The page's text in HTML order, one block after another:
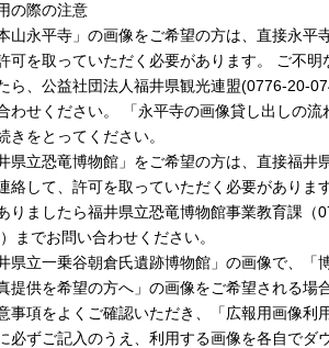
の際の注意
本山永平寺」の画像をご希望の方は、直接永平
可を取っていただく必要があります。 ご不明
ら、公益社団法人福井県観光連盟(0776-20-
わせください。 「永平寺の画像貸し出しの流
きをとってください。
井県立恐竜博物館」をご希望の方は、直接福井
絡して、許可を取っていただく必要がありま
りましたら福井県立恐竜博物館事業教育課（
までお問い合わせください。
井県立一乗谷朝倉氏遺跡博物館」の画像で、「
提供を希望の方へ」の画像をご希望される場
事項をよくご確認いただき、「広報用画像利
必ずご記入のうえ、利用する画像を各自でダ